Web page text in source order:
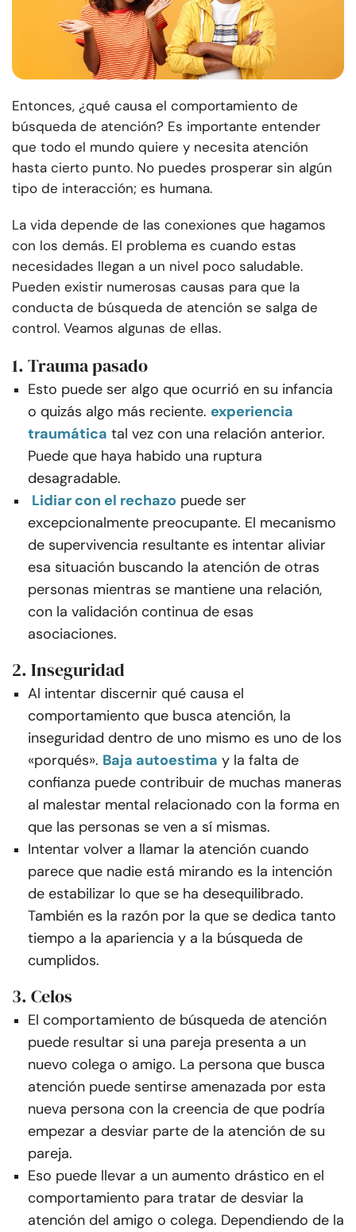
Entonces, ¿qué causa el comportamiento de
búsqueda de atención? Es importante entender
que todo el mundo quiere y necesita atención
hasta cierto punto. No puedes prosperar sin algún
tipo de interacción; es humana.
La vida depende de las conexiones que hagamos
con los demás. El problema es cuando estas
necesidades llegan a un nivel poco saludable.
Pueden existir numerosas causas para que la
conducta de búsqueda de atención se salga de
control. Veamos algunas de ellas.
1. Trauma pasado
Esto puede ser algo que ocurrió en su infancia
o quizás algo más reciente. experiencia
traumática tal vez con una relación anterior.
Puede que haya habido una ruptura
desagradable.
Lidiar con el rechazo puede ser
excepcionalmente preocupante. El mecanismo
de supervivencia resultante es intentar aliviar
esa situación buscando la atención de otras
personas mientras se mantiene una relación,
con la validación continua de esas
asociaciones.
2. Inseguridad
Al intentar discernir qué causa el
comportamiento que busca atención, la
inseguridad dentro de uno mismo es uno de los
«porqués». Baja autoestima y la falta de
confianza puede contribuir de muchas maneras
al malestar mental relacionado con la forma en
que las personas se ven a sí mismas.
Intentar volver a llamar la atención cuando
parece que nadie está mirando es la intención
de estabilizar lo que se ha desequilibrado.
También es la razón por la que se dedica tanto
tiempo a la apariencia y a la búsqueda de
cumplidos.
3. Celos
El comportamiento de búsqueda de atención
puede resultar si una pareja presenta a un
nuevo colega o amigo. La persona que busca
atención puede sentirse amenazada por esta
nueva persona con la creencia de que podría
empezar a desviar parte de la atención de su
pareja.
Eso puede llevar a un aumento drástico en el
comportamiento para tratar de desviar la
atención del amigo o colega. Dependiendo de la